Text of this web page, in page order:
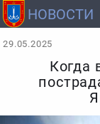
29.05.2025
Когда